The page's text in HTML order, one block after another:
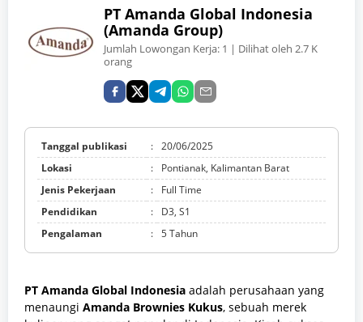
PT Amanda Global Indonesia
(Amanda Group)
Jumlah Lowongan Kerja: 1 | Dilihat oleh 2.7 K
orang
Tanggal publikasi : 20/06/2025
Lokasi
:
Pontianak, Kalimantan Barat
Jenis Pekerjaan
:
Full Time
Pendidikan
:
D3, S1
Pengalaman
: 5 Tahun
PT Amanda Global Indonesia adalah perusahaan yang
menaungi Amanda Brownies Kukus, sebuah merek